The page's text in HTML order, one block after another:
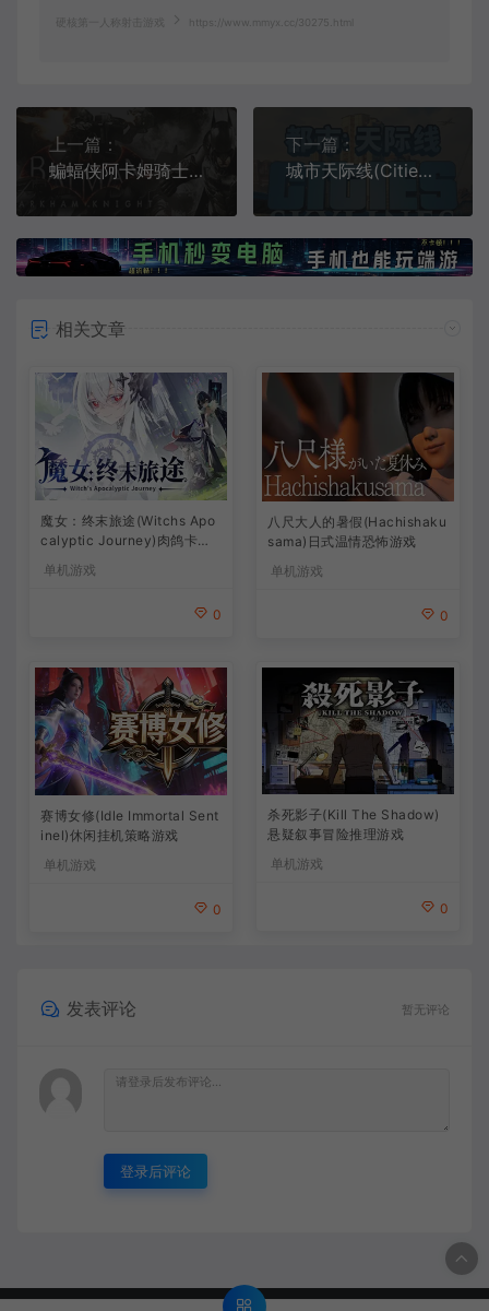
硬核第一人称射击游戏 https://www.mmyx.cc/30275.html
上一篇：
蝙蝠侠阿卡姆骑士(Batman Arkham Knight)第三人称动作冒险游戏|下载
下一篇：
城市天际线(Cities Skylines)城市模拟经营游戏|下载
相关文章
魔女：终末旅途(Witchs Apo
calyptic Journey)肉鸽卡牌
策略游戏
单机游戏
0
八尺大人的暑假(Hachishaku
sama)日式温情恐怖游戏
单机游戏
0
赛博女修(Idle Immortal Sent
inel)休闲挂机策略游戏
单机游戏
0
杀死影子(Kill The Shadow)
悬疑叙事冒险推理游戏
单机游戏
0
发表评论 暂无评论
登录后评论